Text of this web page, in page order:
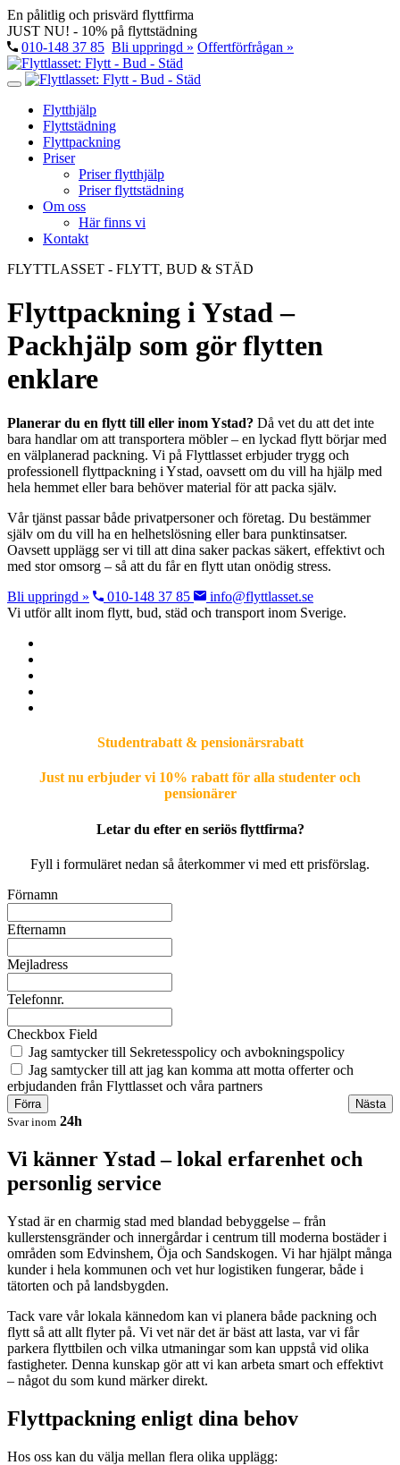
En pålitlig och prisvärd flyttfirma
JUST NU! - 10% på flyttstädning
010-148 37 85 Bli uppringd » Offertförfrågan »
Flytthjälp
Flyttstädning
Flyttpackning
Priser
Priser flytthjälp
Priser flyttstädning
Om oss
Här finns vi
Kontakt
FLYTTLASSET - FLYTT, BUD & STÄD
Flyttpackning i Ystad –
Packhjälp som gör flytten
enklare
Planerar du en flytt till eller inom Ystad? Då vet du att det inte
bara handlar om att transportera möbler – en lyckad flytt börjar med
en välplanerad packning. Vi på Flyttlasset erbjuder trygg och
professionell flyttpackning i Ystad, oavsett om du vill ha hjälp med
hela hemmet eller bara behöver material för att packa själv.
Vår tjänst passar både privatpersoner och företag. Du bestämmer
själv om du vill ha en helhetslösning eller bara punktinsatser.
Oavsett upplägg ser vi till att dina saker packas säkert, effektivt och
med stor omsorg – så att du får en flytt utan onödig stress.
Bli uppringd »
010-148 37 85
info@flyttlasset.se
Vi utför allt inom flytt, bud, städ och transport inom Sverige.
Studentrabatt & pensionärsrabatt
Just nu erbjuder vi 10% rabatt för alla studenter och
pensionärer
Letar du efter en seriös flyttfirma?
Fyll i formuläret nedan så återkommer vi med ett prisförslag.
Förnamn
Efternamn
Mejladress
Telefonnr.
Checkbox Field
Jag samtycker till Sekretesspolicy och avbokningspolicy
Jag samtycker till att jag kan komma att motta offerter och
erbjudanden från Flyttlasset och våra partners
Förra
Nästa
Svar inom 24h
Vi känner Ystad – lokal erfarenhet och
personlig service
Ystad är en charmig stad med blandad bebyggelse – från
kullerstensgränder och innergårdar i centrum till moderna bostäder i
områden som Edvinshem, Öja och Sandskogen. Vi har hjälpt många
kunder i hela kommunen och vet hur logistiken fungerar, både i
tätorten och på landsbygden.
Tack vare vår lokala kännedom kan vi planera både packning och
flytt så att allt flyter på. Vi vet när det är bäst att lasta, var vi får
parkera flyttbilen och vilka utmaningar som kan uppstå vid olika
fastigheter. Denna kunskap gör att vi kan arbeta smart och effektivt
– något du som kund märker direkt.
Flyttpackning enligt dina behov
Hos oss kan du välja mellan flera olika upplägg: